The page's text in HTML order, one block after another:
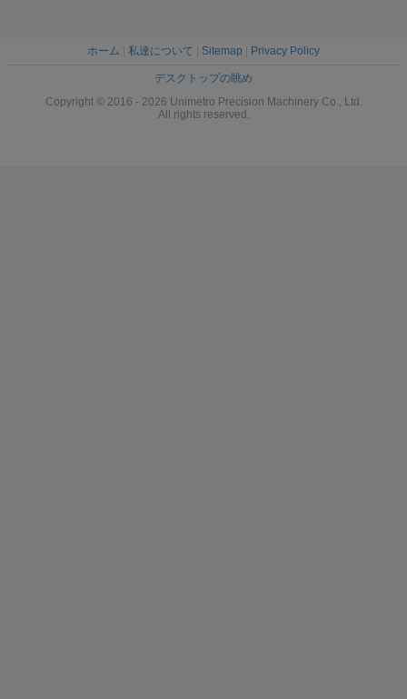
ホーム 私達について Sitemap Privacy Policy
デスクトップの眺め
Copyright © 2016 - 2026 Unimetro Precision Machinery Co., Ltd.
All rights reserved.